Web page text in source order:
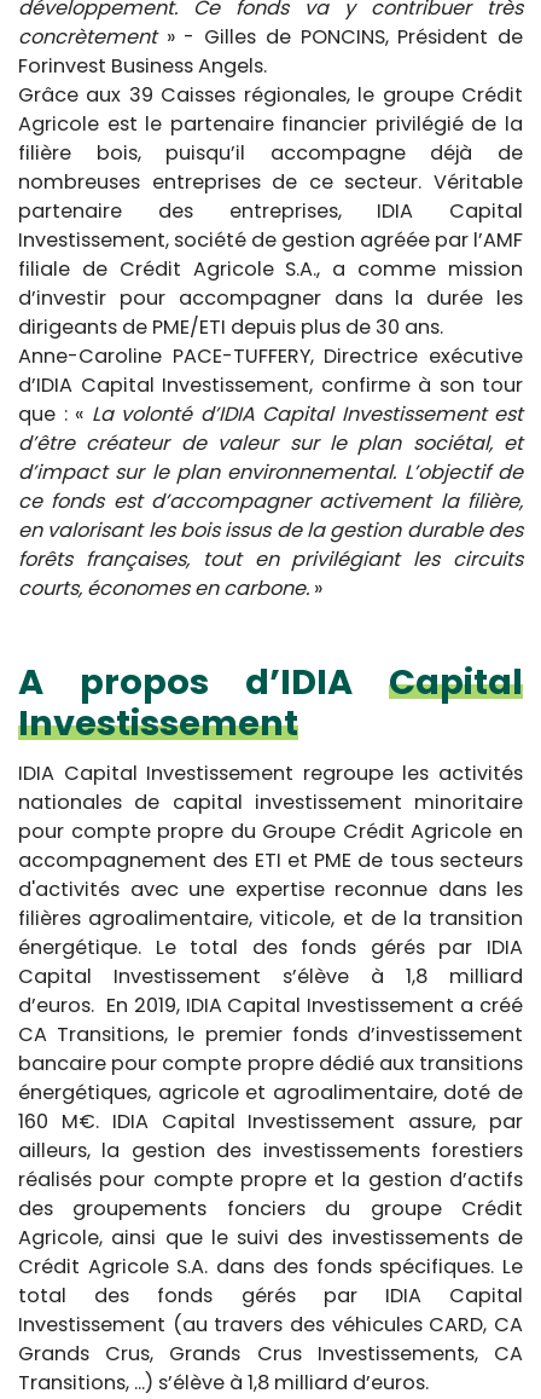
développement. Ce fonds va y contribuer très
concrètement» - Gilles de PONCINS, Président de
Forinvest Business Angels.
Grâce aux 39 Caisses régionales, le groupe Crédit
Agricole est le partenaire financier privilégié de la
filière bois, puisqu’il accompagne déjà de
nombreuses entreprises de ce secteur. Véritable
partenaire des entreprises, IDIA Capital
Investissement, société de gestion agréée par l’AMF
filiale de Crédit Agricole S.A., a comme mission
d’investir pour accompagner dans la durée les
dirigeants de PME/ETI depuis plus de 30 ans.
Anne-Caroline PACE-TUFFERY, Directrice exécutive
d’IDIA Capital Investissement, confirme à son tour
que : « La volonté d’IDIA Capital Investissement est
d’être créateur de valeur sur le plan sociétal, et
d’impact sur le plan environnemental. L’objectif de
ce fonds est d’accompagner activement la filière,
en valorisant les bois issus de la gestion durable des
forêts françaises, tout en privilégiant les circuits
courts, économes en carbone. »
A propos d’IDIA Capital
Investissement
IDIA Capital Investissement regroupe les activités
nationales de capital investissement minoritaire
pour compte propre du Groupe Crédit Agricole en
accompagnement des ETI et PME de tous secteurs
d'activités avec une expertise reconnue dans les
filières agroalimentaire, viticole, et de la transition
énergétique. Le total des fonds gérés par IDIA
Capital Investissement s’élève à 1,8 milliard
d’euros. En 2019, IDIA Capital Investissement a créé
CA Transitions, le premier fonds d’investissement
bancaire pour compte propre dédié aux transitions
énergétiques, agricole et agroalimentaire, doté de
160 M€. IDIA Capital Investissement assure, par
ailleurs, la gestion des investissements forestiers
réalisés pour compte propre et la gestion d’actifs
des groupements fonciers du groupe Crédit
Agricole, ainsi que le suivi des investissements de
Crédit Agricole S.A. dans des fonds spécifiques. Le
total des fonds gérés par IDIA Capital
Investissement (au travers des véhicules CARD, CA
Grands Crus, Grands Crus Investissements, CA
Transitions, ...) s’élève à 1,8 milliard d’euros.